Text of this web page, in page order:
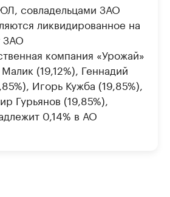
совладельцами ЗАО
ликвидированное на
ЗАО
компания «Урожай»
(19,12%), Геннадий
Игорь Кужба (19,85%),
Гурьянов (19,85%),
0,14% в АО